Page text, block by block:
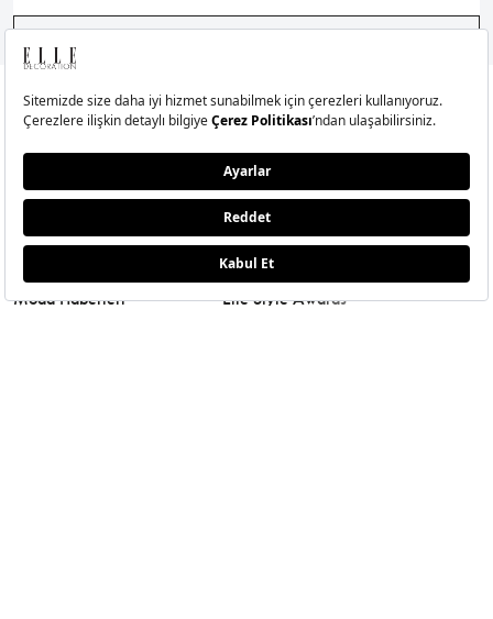
Moda Haberleri
ETKLINLIK
Elle Style Awards
Saç